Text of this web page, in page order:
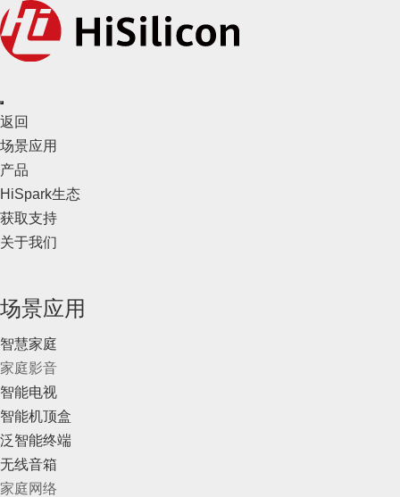
返回
场景应用
产品
HiSpark生态
获取支持
关于我们
场景应用
智慧家庭
家庭影音
智能电视
智能机顶盒
泛智能终端
无线音箱
家庭网络